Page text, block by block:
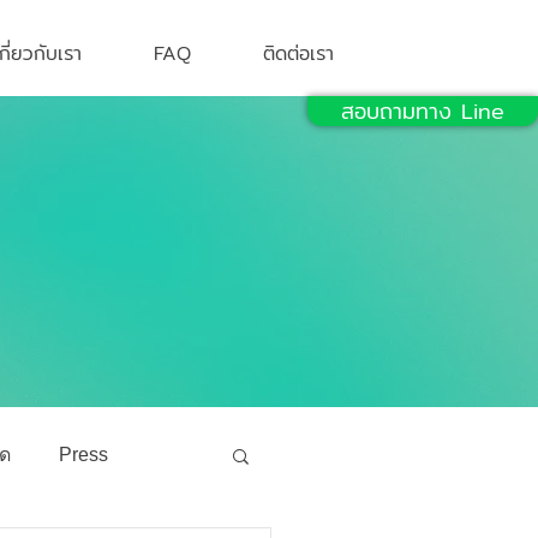
ยวกับเรา FAQ ติดต่อเรา
สอบถามทาง Line
Press